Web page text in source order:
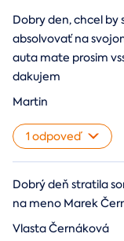
Dobry den, chcel by
absolvovať na
auta mate prosim
dakujem
Martin
1 odpoveď
Dobrý deň stratila
na meno Marek
Vlasta Černáková